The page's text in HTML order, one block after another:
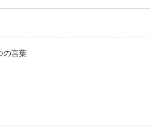
の言葉